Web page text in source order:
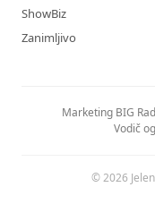
ShowBiz
Zanimljivo
Marketing BIG
Vodič
© 2026